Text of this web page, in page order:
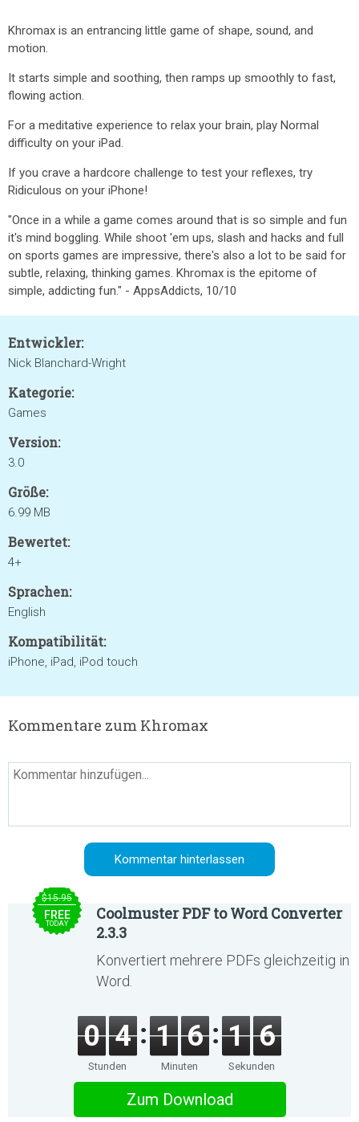
Khromax is an entrancing little game of shape, sound, and
motion.
It starts simple and soothing, then ramps up smoothly to fast,
flowing action.
For a meditative experience to relax your brain, play Normal
difficulty on your iPad.
If you crave a hardcore challenge to test your reflexes, try
Ridiculous on your iPhone!
"Once in a while a game comes around that is so simple and fun
it's mind boggling. While shoot 'em ups, slash and hacks and full
on sports games are impressive, there's also a lot to be said for
subtle, relaxing, thinking games. Khromax is the epitome of
simple, addicting fun." - AppsAddicts, 10/10
Entwickler:
Nick Blanchard-Wright
Kategorie:
Games
Version:
3.0
Größe:
6.99 MB
Bewertet:
4+
Sprachen:
English
Kompatibilität:
iPhone, iPad, iPod touch
Kommentare zum Khromax
$15.95
FREE
TODAY
Coolmuster PDF to Word Converter
2.3.3
Konvertiert mehrere PDFs gleichzeitig in
Word.
0 4
Stunden
1 6
Minuten
1 6
Sekunden
Zum Download